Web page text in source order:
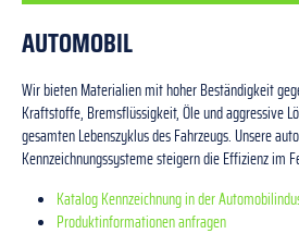
AUTOMOBIL
Wir bieten Materialien mit hoher Beständigkeit
Kraftstoffe, Bremsflüssigkeit, Öle und aggressive
gesamten Lebenszyklus des Fahrzeugs. Unsere
Kennzeichnungssysteme steigern die Effizienz im
Katalog Kennzeichnung in der
Produktinformationen anfragen